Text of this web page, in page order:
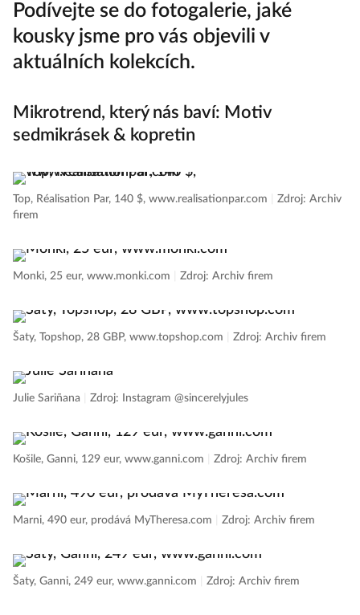
Podívejte se do fotogalerie, jaké
kousky jsme pro vás objevili v
aktuálních kolekcích.
Mikrotrend, který nás baví: Motiv
sedmikrásek & kopretin
Top, Réalisation Par, 140 $, www.realisationpar.com
Zdroj: Archiv
firem
Monki, 25 eur, www.monki.com Zdroj: Archiv firem
Šaty, Topshop, 28 GBP, www.topshop.com Zdroj: Archiv firem
Julie Sariñana Zdroj: Instagram @sincerelyjules
Košile, Ganni, 129 eur, www.ganni.com Zdroj: Archiv firem
Marni, 490 eur, prodává MyTheresa.com Zdroj: Archiv firem
Šaty, Ganni, 249 eur, www.ganni.com Zdroj: Archiv firem